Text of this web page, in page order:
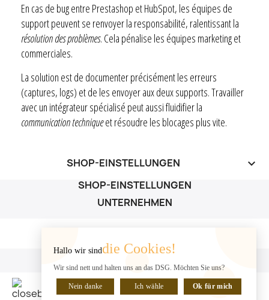
En cas de bug entre Prestashop et HubSpot, les équipes de
support peuvent se renvoyer la responsabilité, ralentissant la
résolution des problèmes. Cela pénalise les équipes marketing et
commerciales.
La solution est de documenter précisément les erreurs
(captures, logs) et de les envoyer aux deux supports. Travailler
avec un intégrateur spécialisé peut aussi fluidifier la
communication techniqueet résoudre les blocages plus vite.
SHOP-EINSTELLUNGEN keyboard_arrow_down
SHOP-EINSTELLUNGEN
UNTERNEHMEN
IHR KONTO
IHR KONTO
Hallo wir sinddie Cookies!
Wir sind nett und halten uns an das DSG. Möchten Sie uns?
Nein danke Ich wähle Ok für mich
CHATTE MIT UNS